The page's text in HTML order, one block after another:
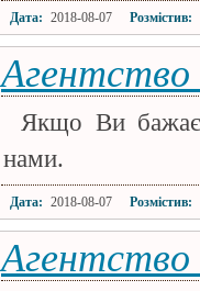
Дата: 2018-08-07 Розмістив:
Якщо Ви
нами.
Дата: 2018-08-07 Розмістив:
Агентство